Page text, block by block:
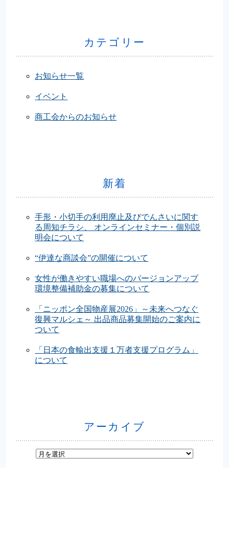
カテゴリー
お知らせ一覧
イベント
商工会からのお知らせ
新着
手形・小切手の利用廃止及びでんさいに関す
る周知チラシ、 オンラインセミナー・個別説
明会について
“伊達な商談会”の開催について
女性が働きやすい職場へのバージョンアップ
環境整備補助金の募集について
「ニッポン全国物産展2026」～未来へつなぐ
復興マルシェ～ 出品商品募集開始のご案内に
ついて
「日本の食輸出支援１万者支援プログラム」
について
アーカイブ